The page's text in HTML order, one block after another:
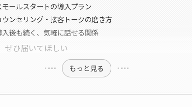
ールスタートの導入プラン
ンセリング・接客トークの磨き方
後も続く、気軽に話せる関係
ぜひ届いてほしい
もっと見る